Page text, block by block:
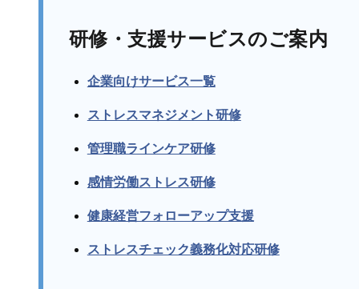
研修・支援サービスのご案内
企業向けサービス一覧
ストレスマネジメント研修
管理職ラインケア研修
感情労働ストレス研修
健康経営フォローアップ支援
ストレスチェック義務化対応研修